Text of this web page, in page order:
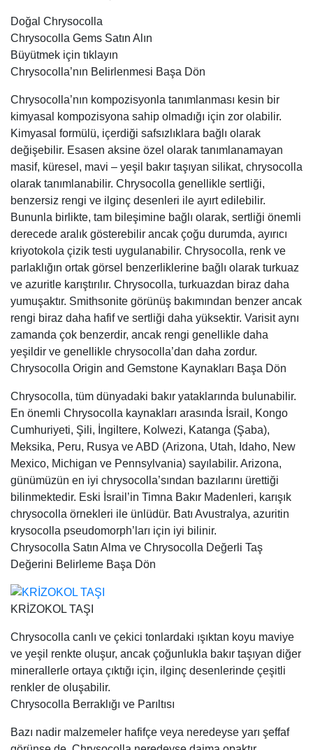
Doğal Chrysocolla
Chrysocolla Gems Satın Alın
Büyütmek için tıklayın
Chrysocolla’nın Belirlenmesi Başa Dön
Chrysocolla’nın kompozisyonla tanımlanması kesin bir
kimyasal kompozisyona sahip olmadığı için zor olabilir.
Kimyasal formülü, içerdiği safsızlıklara bağlı olarak
değişebilir. Esasen aksine özel olarak tanımlanamayan
masif, küresel, mavi – yeşil bakır taşıyan silikat, chrysocolla
olarak tanımlanabilir. Chrysocolla genellikle sertliği,
benzersiz rengi ve ilginç desenleri ile ayırt edilebilir.
Bununla birlikte, tam bileşimine bağlı olarak, sertliği önemli
derecede aralık gösterebilir ancak çoğu durumda, ayırıcı
kriyotokola çizik testi uygulanabilir. Chrysocolla, renk ve
parlaklığın ortak görsel benzerliklerine bağlı olarak turkuaz
ve azuritle karıştırılır. Chrysocolla, turkuazdan biraz daha
yumuşaktır. Smithsonite görünüş bakımından benzer ancak
rengi biraz daha hafif ve sertliği daha yüksektir. Varisit aynı
zamanda çok benzerdir, ancak rengi genellikle daha
yeşildir ve genellikle chrysocolla’dan daha zordur.
Chrysocolla Origin and Gemstone Kaynakları Başa Dön
Chrysocolla, tüm dünyadaki bakır yataklarında bulunabilir.
En önemli Chrysocolla kaynakları arasında İsrail, Kongo
Cumhuriyeti, Şili, İngiltere, Kolwezi, Katanga (Şaba),
Meksika, Peru, Rusya ve ABD (Arizona, Utah, Idaho, New
Mexico, Michigan ve Pennsylvania) sayılabilir. Arizona,
günümüzün en iyi chrysocolla’sından bazılarını ürettiği
bilinmektedir. Eski İsrail’in Timna Bakır Madenleri, karışık
chrysocolla örnekleri ile ünlüdür. Batı Avustralya, azuritin
krysocolla pseudomorph’ları için iyi bilinir.
Chrysocolla Satın Alma ve Chrysocolla Değerli Taş
Değerini Belirleme Başa Dön
KRİZOKOL TAŞI
Chrysocolla canlı ve çekici tonlardaki ışıktan koyu maviye
ve yeşil renkte oluşur, ancak çoğunlukla bakır taşıyan diğer
minerallerle ortaya çıktığı için, ilginç desenlerinde çeşitli
renkler de oluşabilir.
Chrysocolla Berraklığı ve Parıltısı
Bazı nadir malzemeler hafifçe veya neredeyse yarı şeffaf